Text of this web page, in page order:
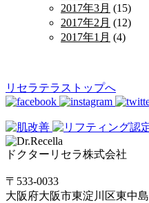
2017年3月 (15)
2017年2月 (12)
2017年1月 (4)
リセラテラストップへ
ドクターリセラ株式会社
〒533-0033
大阪府大阪市東淀川区東中島